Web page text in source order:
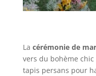
La cérémonie de
vers du bohème chic
tapis persans pour